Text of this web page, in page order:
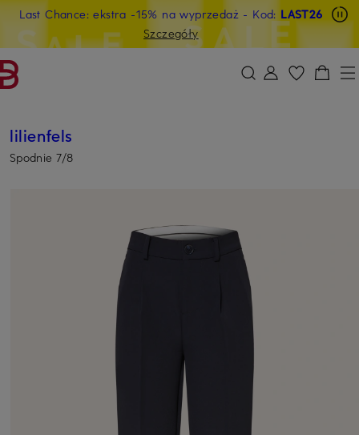
PRZEJDŹ DO GŁÓWNEJ TREŚCI PRZEJDŹ DO WYSZUKIWANIA
Last Chance: ekstra -15% na wyprzedaż - Kod: LAST26
Szczegóły
lilienfels
Spodnie 7/8